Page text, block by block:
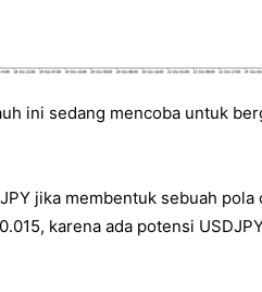
ini sedang mencoba untuk
jika membentuk sebuah
karena ada potensi